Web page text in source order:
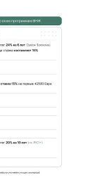
и
визу
в
которых